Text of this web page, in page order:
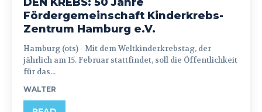
DEN KREBS: 50 Jahre
Fördergemeinschaft Kinderkrebs-
Zentrum Hamburg e.V.
Hamburg (ots) - Mit dem Weltkinderkrebstag, der
jährlich am 15. Februar stattfindet, soll die Öffentlichkeit
für das...
WALTER